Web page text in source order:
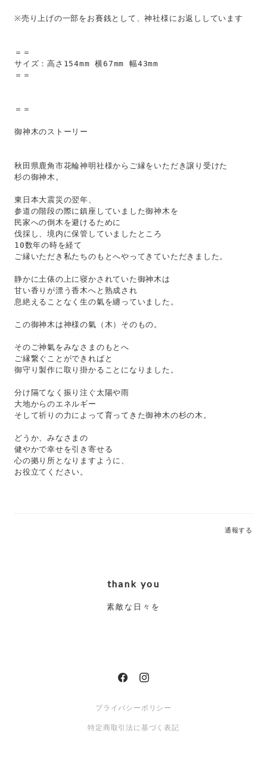
※売り上げの一部をお賽銭として、神社様にお返ししています
＝＝
サイズ：高さ154mm 横67mm 幅43mm
＝＝
＝＝
御神木のストーリー
秋田県鹿角市花輪神明社様からご縁をいただき譲り受けた
杉の御神木。
東日本大震災の翌年、
参道の階段の際に鎮座していました御神木を
民家への倒木を避けるために
伐採し、境内に保管していましたところ
10数年の時を経て
ご縁いただき私たちのもとへやってきていただきました。
静かに土俵の上に寝かされていた御神木は
甘い香りが漂う香木へと熟成され
息絶えることなく生の氣を纏っていました。
この御神木は神様の氣（木）そのもの。
そのご神氣をみなさまのもとへ
ご縁繋ぐことができればと
御守り製作に取り掛かることになりました。
分け隔てなく振り注ぐ太陽や雨
大地からのエネルギー
そして祈りの力によって育ってきた御神木の杉の木。
どうか、みなさまの
健やかで幸せを引き寄せる
心の拠り所となりますように、
お役立てください。
通報する
thank you
素敵な日々を
プライバシーポリシー
特定商取引法に基づく表記